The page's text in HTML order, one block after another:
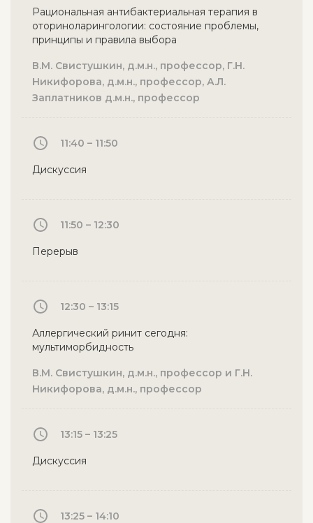
Рациональная антибактериальная терапия в
оториноларингологии: состояние проблемы,
принципы и правила выбора
В.М. Свистушкин, д.м.н., профессор, Г.Н.
Никифорова, д.м.н., профессор, А.Л.
Заплатников д.м.н., профессор
11:40 – 11:50
Дискуссия
11:50 – 12:30
Перерыв
12:30 – 13:15
Аллергический ринит сегодня:
мультиморбидность
В.М. Свистушкин, д.м.н., профессор и Г.Н.
Никифорова, д.м.н., профессор
13:15 – 13:25
Дискуссия
13:25 – 14:10